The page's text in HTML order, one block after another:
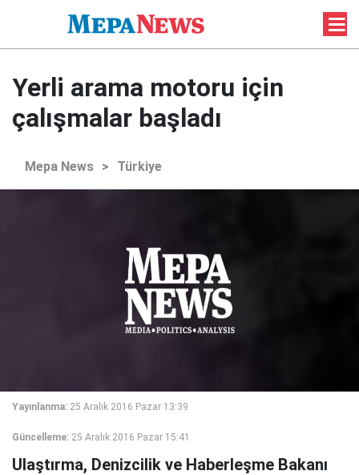
Yerli arama motoru için
çalışmalar başladı
Mepa News > Türkiye
Yayınlanma: 25 Aralık 2016 Pazar 13:39
Güncelleme: 25 Aralık 2016 Pazar 15:41
Ulaştırma, Denizcilik ve Haberleşme Bakanı